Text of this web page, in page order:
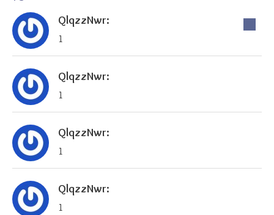
QlqzzNwr:
1
QlqzzNwr:
1
QlqzzNwr:
1
QlqzzNwr:
1